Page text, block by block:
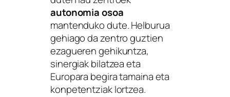
autonomia osoa
mantenduko dute. Helburua
gehiago da zentro guztien
ezagueren gehikuntza,
sinergiak bilatzea eta
Europara begira tamaina eta
konpetentziak lortzea.